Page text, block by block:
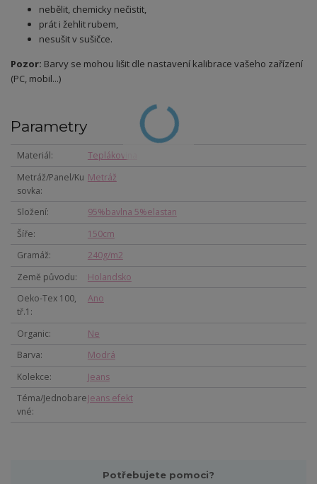
nebělit, chemicky nečistit,
prát i žehlit rubem,
nesušit v sušičce.
Pozor: Barvy se mohou lišit dle nastavení kalibrace vašeho zařízení
(PC, mobil...)
Parametry
Materiál
Teplákovina
Metráž/Panel/Ku
sovka
Metráž
Složení
95%bavlna 5%elastan
Šíře
150cm
Gramáž
240g/m2
Země původu
Holandsko
Oeko-Tex 100,
tř.1
Ano
Organic
Ne
Barva
Modrá
Kolekce
Jeans
Téma/Jednobare
vné
Jeans efekt
Potřebujete pomoci?